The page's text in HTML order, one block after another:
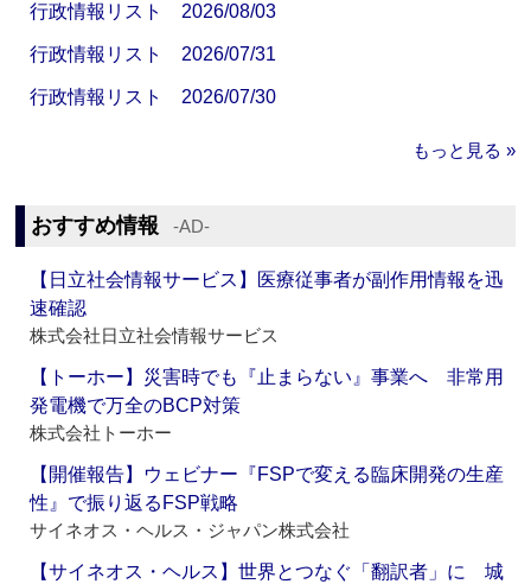
行政情報リスト 2026/08/03
行政情報リスト 2026/07/31
行政情報リスト 2026/07/30
もっと見る »
おすすめ情報 ‐AD‐
【日立社会情報サービス】医療従事者が副作用情報を迅
速確認
株式会社日立社会情報サービス
【トーホー】災害時でも『止まらない』事業へ 非常用
発電機で万全のBCP対策
株式会社トーホー
【開催報告】ウェビナー『FSPで変える臨床開発の生産
性』で振り返るFSP戦略
サイネオス・ヘルス・ジャパン株式会社
【サイネオス・ヘルス】世界とつなぐ「翻訳者」に 城